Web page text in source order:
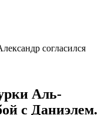
Аль-
с Даниэлем.